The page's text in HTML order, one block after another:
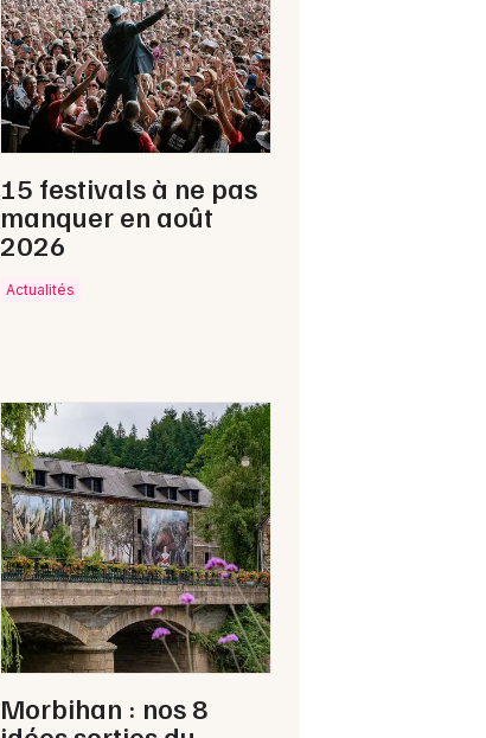
15 festivals à ne pas
manquer en août
2026
Actualités
Morbihan : nos 8